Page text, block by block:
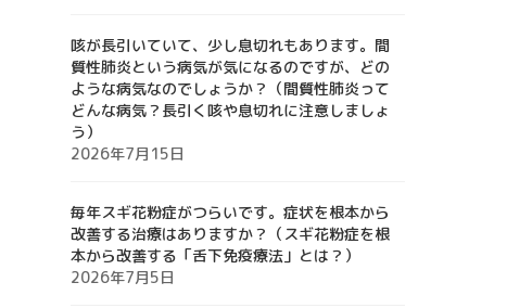
咳が長引いていて、少し息切れもあります。間
質性肺炎という病気が気になるのですが、どの
ような病気なのでしょうか？（間質性肺炎って
どんな病気？長引く咳や息切れに注意しましょ
う）
2026年7月15日
毎年スギ花粉症がつらいです。症状を根本から
改善する治療はありますか？（スギ花粉症を根
本から改善する「舌下免疫療法」とは？）
2026年7月5日